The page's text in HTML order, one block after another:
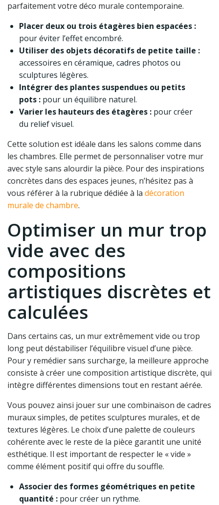
parfaitement votre déco murale contemporaine.
Placer deux ou trois étagères bien espacées :
pour éviter l’effet encombré.
Utiliser des objets décoratifs de petite taille :
accessoires en céramique, cadres photos ou
sculptures légères.
Intégrer des plantes suspendues ou petits
pots : pour un équilibre naturel.
Varier les hauteurs des étagères : pour créer
du relief visuel.
Cette solution est idéale dans les salons comme dans
les chambres. Elle permet de personnaliser votre mur
avec style sans alourdir la pièce. Pour des inspirations
concrètes dans des espaces jeunes, n’hésitez pas à
vous référer à la rubrique dédiée à la décoration
murale de chambre.
Optimiser un mur trop
vide avec des
compositions
artistiques discrètes et
calculées
Dans certains cas, un mur extrêmement vide ou trop
long peut déstabiliser l’équilibre visuel d’une pièce.
Pour y remédier sans surcharge, la meilleure approche
consiste à créer une composition artistique discrète, qui
intègre différentes dimensions tout en restant aérée.
Vous pouvez ainsi jouer sur une combinaison de cadres
muraux simples, de petites sculptures murales, et de
textures légères. Le choix d’une palette de couleurs
cohérente avec le reste de la pièce garantit une unité
esthétique. Il est important de respecter le « vide »
comme élément positif qui offre du souffle.
Associer des formes géométriques en petite
quantité : pour créer un rythme.